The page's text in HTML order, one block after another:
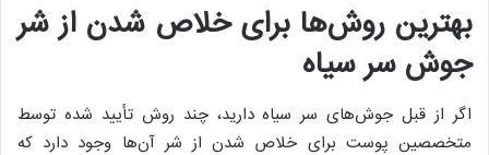
بهترین روش‌ها برای خلاص شدن از شر
جوش‌ سر سیاه
اگر از قبل جوش‌های سر سیاه دارید، چند روش تأیید شده توسط
متخصصین پوست برای خلاص شدن از شر آن‌ها وجود دارد که